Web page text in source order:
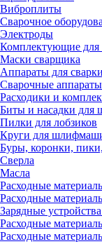
Виброплиты
Сварочное
Электроды
Комплектующие для
Маски сварщика
Аппараты для
Сварочные
Расходики и
Биты и насадки для
Пилки для лобзиков
Круги для
Буры, коронки,
Сверла
Масла
Расходные
Расходные
Зарядные
Расходные
Расходные